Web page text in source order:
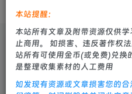
力，却不去主动改变而是放任它
文章1646 商品3 收藏
1年前 不需要 按教
本站提醒：
本站所有文章及附带资源仅供
止商用。 如损害、违反著作权
站所有可使用金币(或免费)兑换
是整理收集素材的人工费用
如发现有资源或文章损害您的